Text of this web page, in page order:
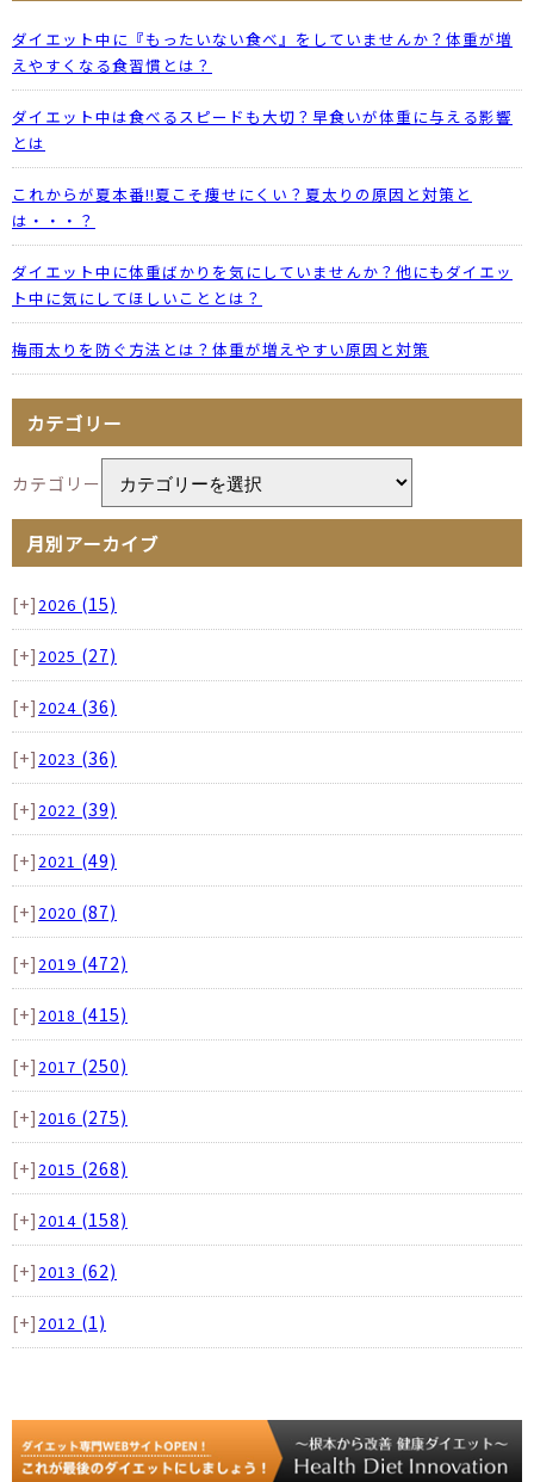
ダイエット中に『もったいない食べ』をしていませんか？体重が増
えやすくなる食習慣とは？
ダイエット中は食べるスピードも大切？早食いが体重に与える影響
とは
これからが夏本番!!夏こそ痩せにくい？夏太りの原因と対策と
は・・・？
ダイエット中に体重ばかりを気にしていませんか？他にもダイエッ
ト中に気にしてほしいこととは？
梅雨太りを防ぐ方法とは？体重が増えやすい原因と対策
カテゴリー
カテゴリー
月別アーカイブ
[+] 2026 (15)
[+] 2025 (27)
[+] 2024 (36)
[+] 2023 (36)
[+] 2022 (39)
[+] 2021 (49)
[+] 2020 (87)
[+] 2019 (472)
[+] 2018 (415)
[+] 2017 (250)
[+] 2016 (275)
[+] 2015 (268)
[+] 2014 (158)
[+] 2013 (62)
[+] 2012 (1)